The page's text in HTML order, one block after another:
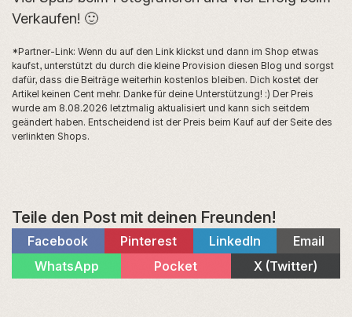
Verkaufen! 🙂
*Partner-Link: Wenn du auf den Link klickst und dann im Shop etwas
kaufst, unterstützt du durch die kleine Provision diesen Blog und sorgst
dafür, dass die Beiträge weiterhin kostenlos bleiben. Dich kostet der
Artikel keinen Cent mehr. Danke für deine Unterstützung! :) Der Preis
wurde am 8.08.2026 letztmalig aktualisiert und kann sich seitdem
geändert haben. Entscheidend ist der Preis beim Kauf auf der Seite des
verlinkten Shops.
Teile den Post mit deinen Freunden!
Share
on
Facebook
Share
on
Pinterest
Share
on
LinkedIn
Share
on
Email
Share
on
WhatsApp
Share
on
Pocket
Share
on
X (Twitter)